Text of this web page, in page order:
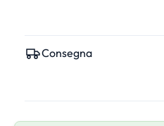
Consegna